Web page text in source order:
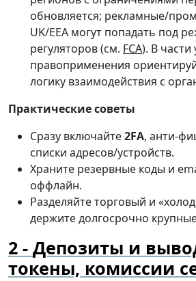
обновляется; рекламные/
UK/EEA могут попадать под
регуляторов (см. FCA). В части
правоприменения
логику взаимодействия с
Практические советы
Сразу включайте2FA, анти-
списки адресов/устройств.
Храните резервные коды и
оффлайн.
Разделяйте торговый и
держите долгосрочно
Депозиты и
токены, комиссии